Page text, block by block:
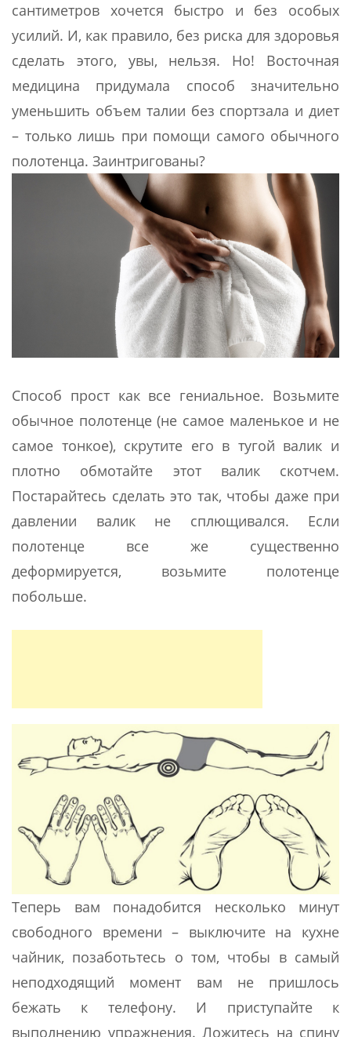
сантиметров хочется быстро и без особых
усилий. И, как правило, без риска для здоровья
сделать этого, увы, нельзя. Но! Восточная
медицина придумала способ значительно
уменьшить объем талии без спортзала и диет
– только лишь при помощи самого обычного
полотенца. Заинтригованы?
Способ прост как все гениальное. Возьмите
обычное полотенце (не самое маленькое и не
самое тонкое), скрутите его в тугой валик и
плотно обмотайте этот валик скотчем.
Постарайтесь сделать это так, чтобы даже при
давлении валик не сплющивался. Если
полотенце все же существенно
деформируется, возьмите полотенце
побольше.
Теперь вам понадобится несколько минут
свободного времени – выключите на кухне
чайник, позаботьтесь о том, чтобы в самый
неподходящий момент вам не пришлось
бежать к телефону. И приступайте к
выполнению упражнения. Ложитесь на спину